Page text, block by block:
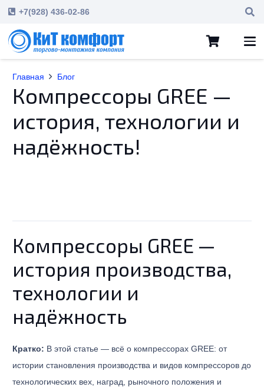
+7(928) 436-02-86
Главная Блог
Компрессоры GREE —
история, технологии и
надёжность!
Компрессоры GREE —
история производства,
технологии и
надёжность
Кратко: В этой статье — всё о компрессорах GREE: от
истории становления производства и видов компрессоров до
технологических вех, наград, рыночного положения и